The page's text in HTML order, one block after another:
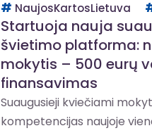
NaujosKartosLietuva
Startuoja nauja
švietimo platforma:
mokytis – 500 eurų
finansavimas
Suaugusieji kviečiami
kompetencijas naujoje